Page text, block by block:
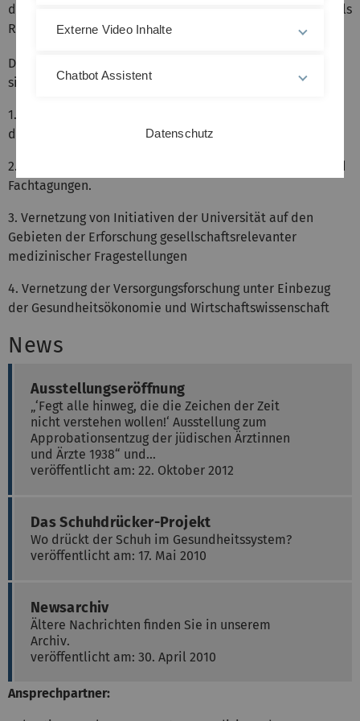
dienen. Der Medizin wiederum dient das Zentrum als
Reflexionsfläche für das eigene Handeln.
Die Aufgaben des „Zentrums Medizin und Gesellschaft“
sind:
1. Aufbau von Forschungs­gruppen in zentralen Bereichen
des Berührungsfeldes von Medizin und Gesellschaft.
2. Durchführung von profilierten Veranstaltungsreihen und
Fachtagungen.
3. Vernetzung von Initiativen der Universität auf den
Gebieten der Erforschung gesellschaftsrelevanter
medizinischer Fragestellungen
4. Vernetzung der Versorgungsforschung unter Einbezug
der Gesundheits­ökonomie und Wirtschaftswissenschaft
News
Ausstellungseröffnung
„‘Fegt alle hinweg, die die Zeichen der Zeit
nicht verstehen wollen!‘ Ausstellung zum
Approbationsentzug der jüdischen Ärztinnen
und Ärzte 1938“ und…
veröffentlicht am: 22. Oktober 2012
Das Schuhdrücker-Projekt
Wo drückt der Schuh im Gesundheitssystem?
veröffentlicht am: 17. Mai 2010
Newsarchiv
Ältere Nachrichten finden Sie in unserem
Archiv.
veröffentlicht am: 30. April 2010
Ansprechpartner:
Externe Video Inhalte
Chatbot Assistent
Datenschutz